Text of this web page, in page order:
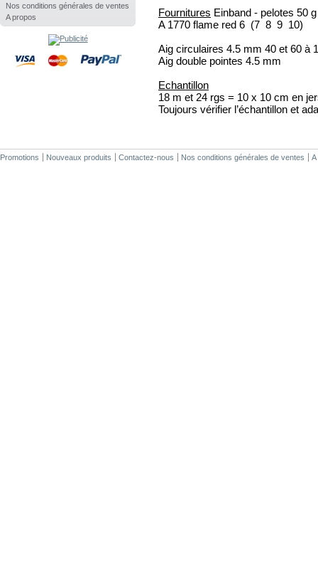
Nos conditions générales de ventes
A propos
Fournitures Einband - pelotes 50 g
A 1770 flame red 6 (7 8 9 10)
Aig circulaires 4.5 mm 40 et 60 à
Aig double pointes 4.5 mm
Echantillon
18 m et 24 rgs = 10 x 10 cm en
Toujours vérifier l’échantillon et
Promotions Nouveaux produits Contactez-nous Nos conditions générales de ventes A